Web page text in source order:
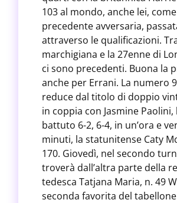
103 al mondo, anche lei,
precedente avversaria,
attraverso le qualificazioni.
marchigiana e la 27enne di
ci sono precedenti. Buona la
anche per Errani. La numero
reduce dal titolo di doppio
in coppia con Jasmine Paolini,
battuto 6-2, 6-4, in un’ora e
minuti, la statunitense Caty
170. Giovedì, nel secondo
troverà dall’altra parte della
tedesca Tatjana Maria, n. 49
seconda favorita del